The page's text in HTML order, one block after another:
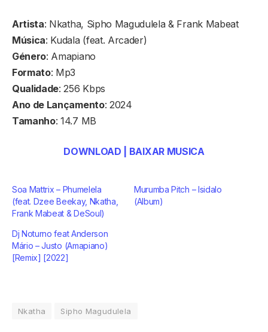
Artista: Nkatha, Sipho Magudulela & Frank Mabeat
Música: Kudala (feat. Arcader)
Género: Amapiano
Formato: Mp3
Qualidade: 256 Kbps
Ano de Lançamento: 2024
Tamanho: 14.7 MB
DOWNLOAD | BAIXAR MUSICA
Soa Mattrix – Phumelela
(feat. Dzee Beekay, Nkatha,
Frank Mabeat & DeSoul)
Murumba Pitch – Isidalo
(Album)
Dj Noturno feat Anderson
Mário – Justo (Amapiano)
[Remix] [2022]
Nkatha Sipho Magudulela